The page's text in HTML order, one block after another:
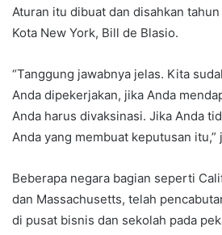
Aturan itu dibuat dan disahkan
Kota New York, Bill de Blasio.
“Tanggung jawabnya jelas. Kita
Anda dipekerjakan, jika Anda
Anda harus divaksinasi. Jika Anda
Anda yang membuat keputusan itu,”
Beberapa negara bagian seperti
dan Massachusetts, telah
di pusat bisnis dan sekolah pada